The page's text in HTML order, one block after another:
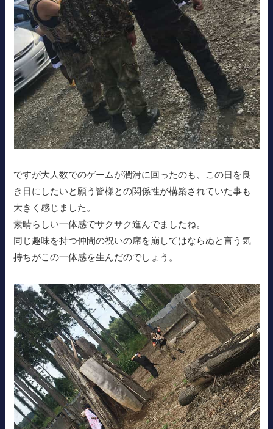
ですが大人数でのゲームが潤滑に回ったのも、この日を良
き日にしたいと願う皆様との関係性が構築されていた事も
大きく感じました。
素晴らしい一体感でサクサク進んでましたね。
同じ趣味を持つ仲間の祝いの席を崩してはならぬと言う気
持ちがこの一体感を生んだのでしょう。